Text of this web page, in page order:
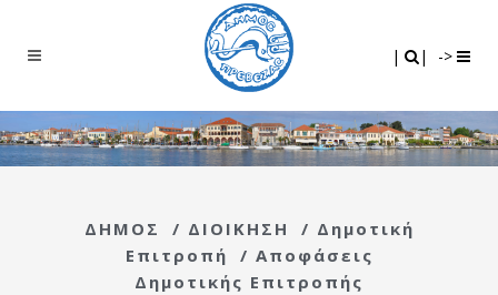
| | ->
ΔΗΜΟΣ / ΔΙΟΙΚΗΣΗ / Δημοτική
Επιτροπή
/ Αποφάσεις
Δημοτικής Επιτροπής